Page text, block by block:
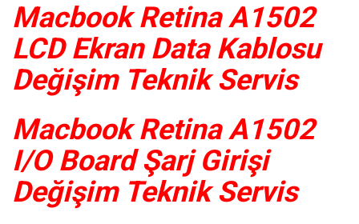
Macbook Retina A1502
LCD Ekran Data Kablosu
Değişim Teknik Servis
Macbook Retina A1502
I/O Board Şarj Girişi
Değişim Teknik Servis